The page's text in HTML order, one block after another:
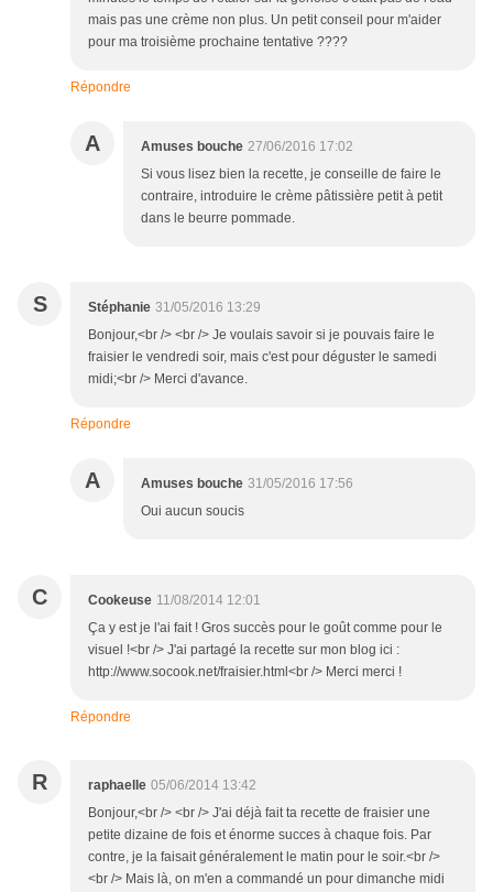
mais pas une crème non plus. Un petit conseil pour m'aider
pour ma troisième prochaine tentative ????
Répondre
A Amuses bouche 27/06/2016 17:02
Si vous lisez bien la recette, je conseille de faire le
contraire, introduire le crème pâtissière petit à petit
dans le beurre pommade.
S Stéphanie 31/05/2016 13:29
Bonjour,<br /> <br /> Je voulais savoir si je pouvais faire le
fraisier le vendredi soir, mais c'est pour déguster le samedi
midi;<br /> Merci d'avance.
Répondre
A Amuses bouche 31/05/2016 17:56
Oui aucun soucis
C Cookeuse 11/08/2014 12:01
Ça y est je l'ai fait ! Gros succès pour le goût comme pour le
visuel !<br /> J'ai partagé la recette sur mon blog ici :
http://www.socook.net/fraisier.html<br /> Merci merci !
Répondre
R raphaelle 05/06/2014 13:42
Bonjour,<br /> <br /> J'ai déjà fait ta recette de fraisier une
petite dizaine de fois et énorme succes à chaque fois. Par
contre, je la faisait généralement le matin pour le soir.<br />
<br /> Mais là, on m'en a commandé un pour dimanche midi